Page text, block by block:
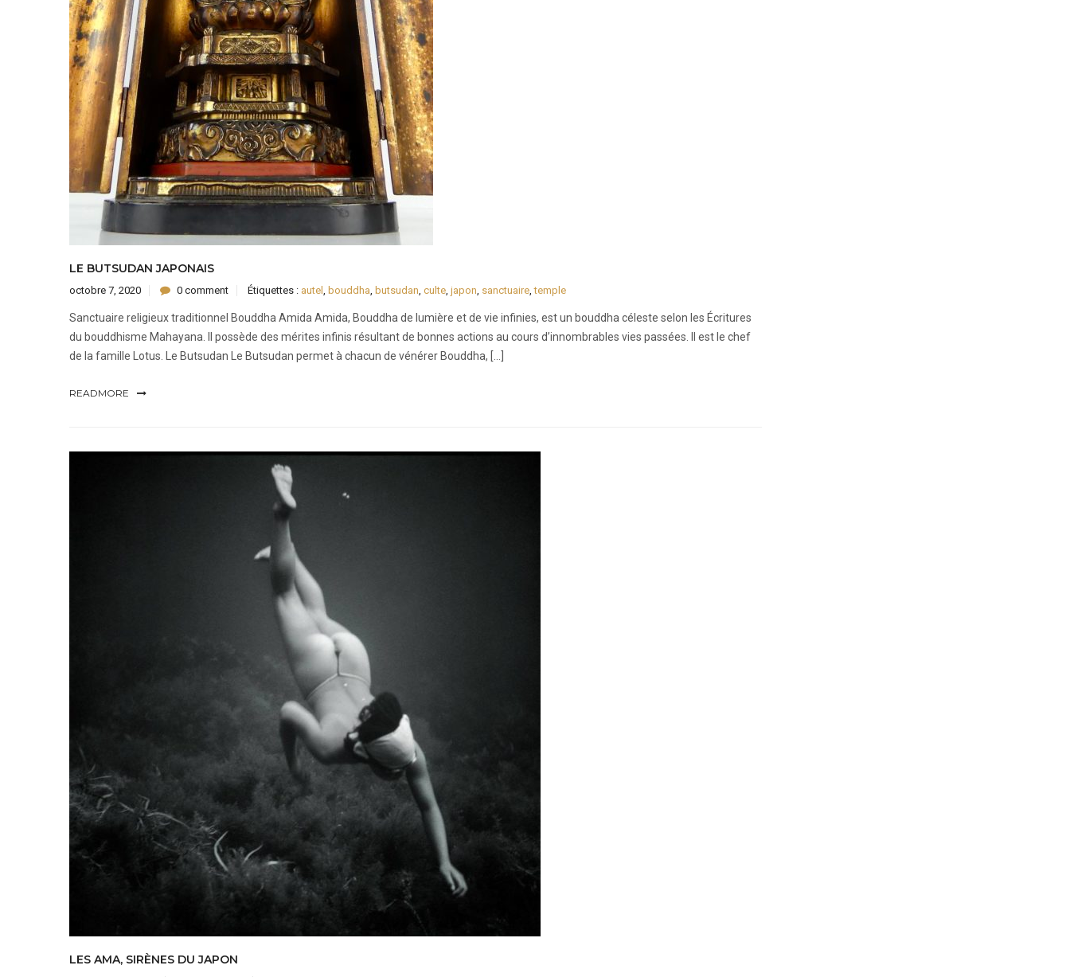
LE BUTSUDAN JAPONAIS
octobre 7, 2020 0 comment Étiquettes : autel , bouddha, butsudan, culte, japon, sanctuaire,temple
Sanctuaire religieux traditionnel Bouddha Amida Amida, Bouddha de lumière et de vie infinies, est un bouddha céleste selon les Écritures
du bouddhisme Mahayana. Il possède des mérites infinis résultant de bonnes actions au cours d’innombrables vies passées. Il est le chef
de la famille Lotus. Le Butsudan Le Butsudan permet à chacun de vénérer Bouddha, […]
READMORE
LES AMA, SIRÈNES DU JAPON